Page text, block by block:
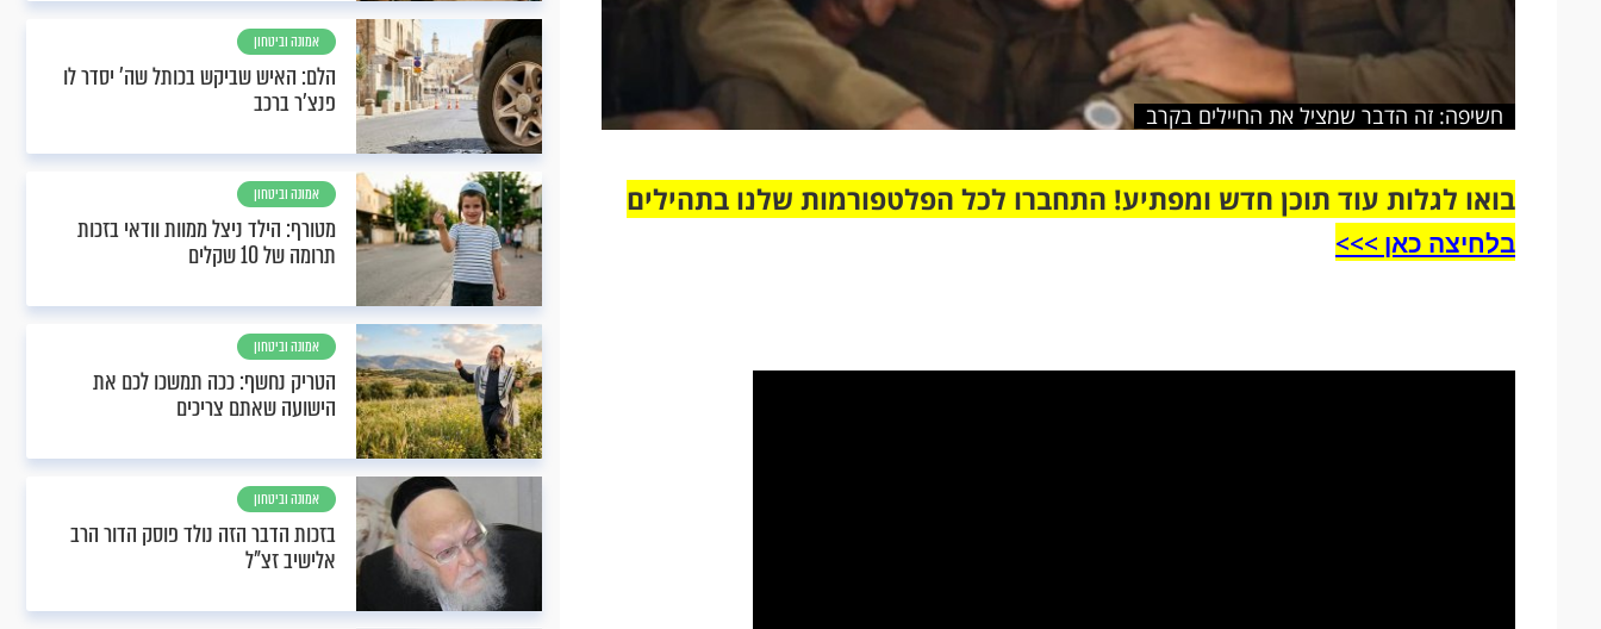
חשיפה: זה הדבר שמציל את החיילים בקרב
בואו לגלות עוד תוכן חדש ומפתיע! התחברו לכל הפלטפורמות שלנו בתהילים
בלחיצה כאן >>>​
אמונה וביטחון
הלם: האיש שביקש בכותל שה' יסדר לו
פנצ'ר ברכב
אמונה וביטחון
מטורף: הילד ניצל ממוות וודאי בזכות
תרומה של 10 שקלים
אמונה וביטחון
הטריק נחשף: ככה תמשכו לכם את
הישועה שאתם צריכים
אמונה וביטחון
בזכות הדבר הזה נולד פוסק הדור הרב
אלישיב זצ"ל